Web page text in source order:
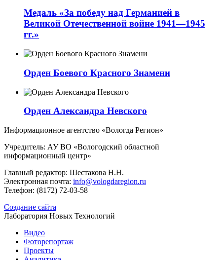
Медаль «За победу над Германией в
Великой Отечественной войне 1941—1945
гг.»
Орден Боевого Красного Знамени
Орден Александра Невского
Информационное агентство «Вологда Регион»
Учредитель: АУ ВО «Вологодский областной
информационный центр»
Главный редактор: Шестакова Н.Н.
Электронная почта: info@vologdaregion.ru
Телефон: (8172) 72-03-58
Создание сайта
Лаборатория Новых Технологий
Видео
Фоторепортаж
Проекты